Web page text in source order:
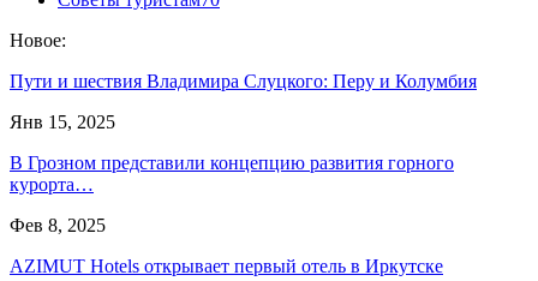
Новое:
Пути и шествия Владимира Слуцкого: Перу и Колумбия
Янв 15, 2025
В Грозном представили концепцию развития горного
курорта…
Фев 8, 2025
AZIMUT Hotels открывает первый отель в Иркутске